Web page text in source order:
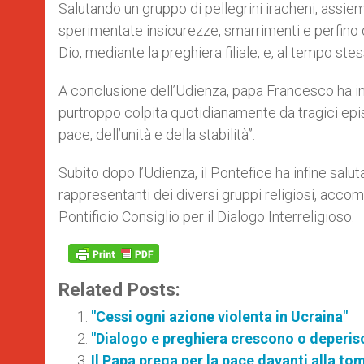
Salutando un gruppo di pellegrini iracheni,
sperimentate insicurezze, smarrimenti e
Dio, mediante la preghiera filiale, e, al tempo
A conclusione dell’Udienza, papa Francesco ha
purtroppo colpita quotidianamente da tragici
pace, dell’unità e della stabilità”.
Subito dopo l’Udienza, il Pontefice ha infine
rappresentanti dei diversi gruppi religiosi,
Pontificio Consiglio per il Dialogo Interreligioso.
Related Posts:
"Cessi ogni azione violenta in Ucraina"
"Dialogo e preghiera crescono o
Il Papa prega per la pace davanti alla